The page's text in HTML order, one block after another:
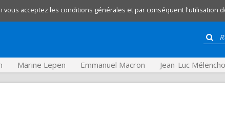
vous acceptez les conditions générales et par conséquent
Marine Lepen Emmanuel Macron Jean-Luc